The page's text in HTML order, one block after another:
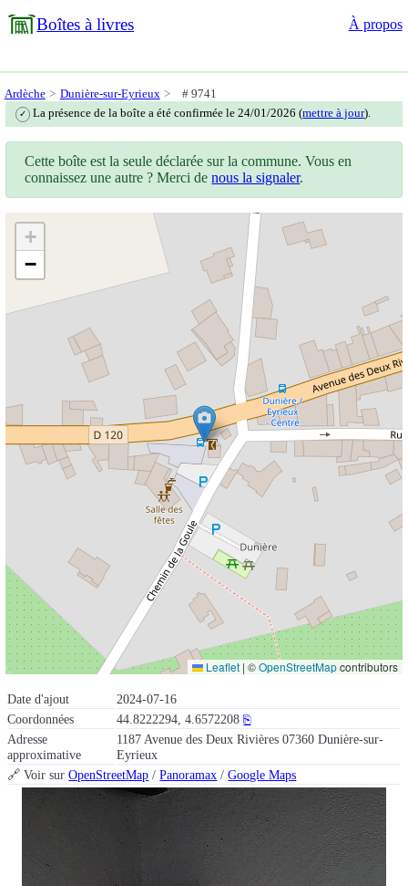
Boîtes à livres À propos
Ardèche Dunière-sur-Eyrieux # 9741
✓ La présence de la boîte a été confirmée le 24/01/2026 (mettre à jour).
Date d'ajout
2024-07-16
Coordonnées
44.8222294, 4.6572208 ⎘
Adresse
approximative
1187 Avenue des Deux Rivières 07360 Dunière-sur-
Eyrieux
🔗 Voir surOpenStreetMap /Panoramax /Google Maps
Cette boîte est la seule déclarée sur la commune. Vous en
connaissez une autre ? Merci denous la signaler.
+
−
Leaflet | ©OpenStreetMapcontributors